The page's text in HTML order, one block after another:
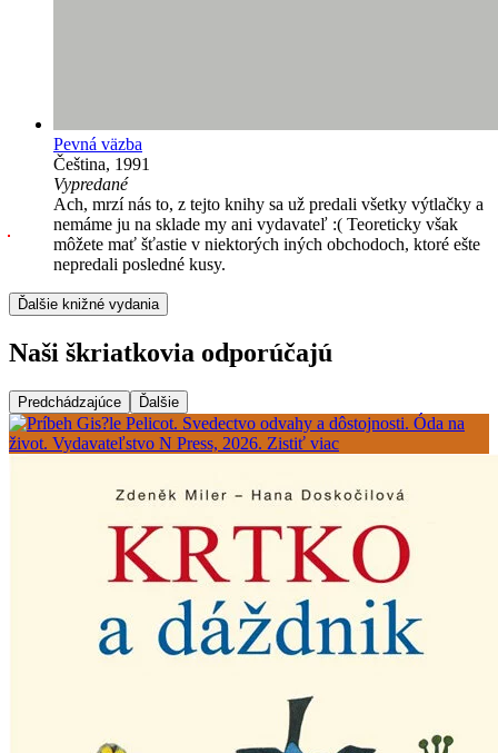
Pevná väzba
Čeština, 1991
Vypredané
Ach, mrzí nás to, z tejto knihy sa už predali všetky výtlačky a
nemáme ju na sklade my ani vydavateľ :( Teoreticky však
môžete mať šťastie v niektorých iných obchodoch, ktoré ešte
nepredali posledné kusy.
Ďalšie knižné vydania
Naši škriatkovia odporúčajú
Predchádzajúce Ďalšie